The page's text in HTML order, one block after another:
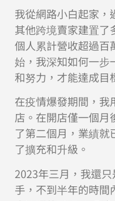
我從網路小白起家，
其他跨境賣家建置了
個人累計營收超過百
始，我深知如何一步
和努力，才能達成目
在疫情爆發期間，
店。在開店僅一個月
了第二個月，業績就
了擴充和升級。
2023年三月，我還
手，不到半年的時間